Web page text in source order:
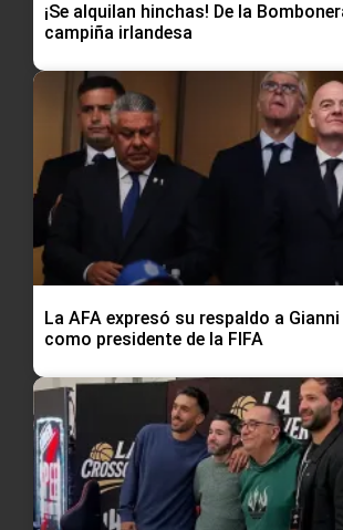
¡Se alquilan hinchas! De la
campiña irlandesa
La AFA expresó su respaldo a
como presidente de la FIFA